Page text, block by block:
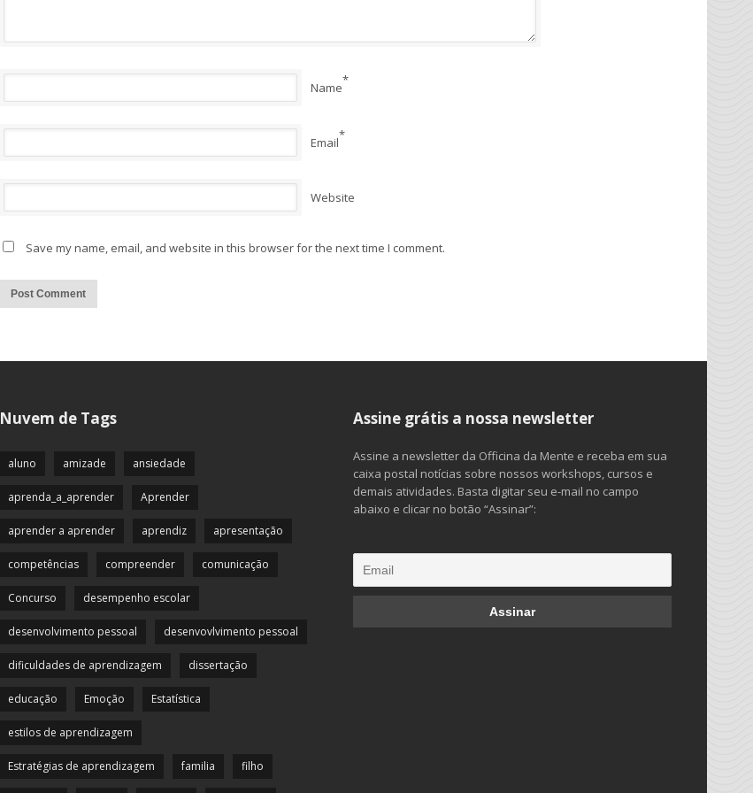
Name*
Email*
Website
Save my name, email, and website in this browser for the next time I comment.
Nuvem de Tags
aluno amizade ansiedade
aprenda_a_aprender Aprender
aprender a aprender aprendiz apresentação
competências compreender comunicação
Concurso desempenho escolar
desenvolvimento pessoal desenvovlvimento pessoal
dificuldades de aprendizagem dissertação
educação Emoção Estatística
estilos de aprendizagem
Estratégias de aprendizagem familia filho
Assine grátis a nossa newsletter
Assine a newsletter da Officina da Mente e receba em sua
caixa postal notícias sobre nossos workshops, cursos e
demais atividades. Basta digitar seu e-mail no campo
abaixo e clicar no botão “Assinar”: